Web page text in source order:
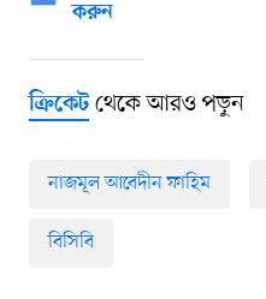
করুন
ক্রিকেটথেকে আরও পড়ুন
নাজমূল আবেদীন ফাহিম
বিসিবি